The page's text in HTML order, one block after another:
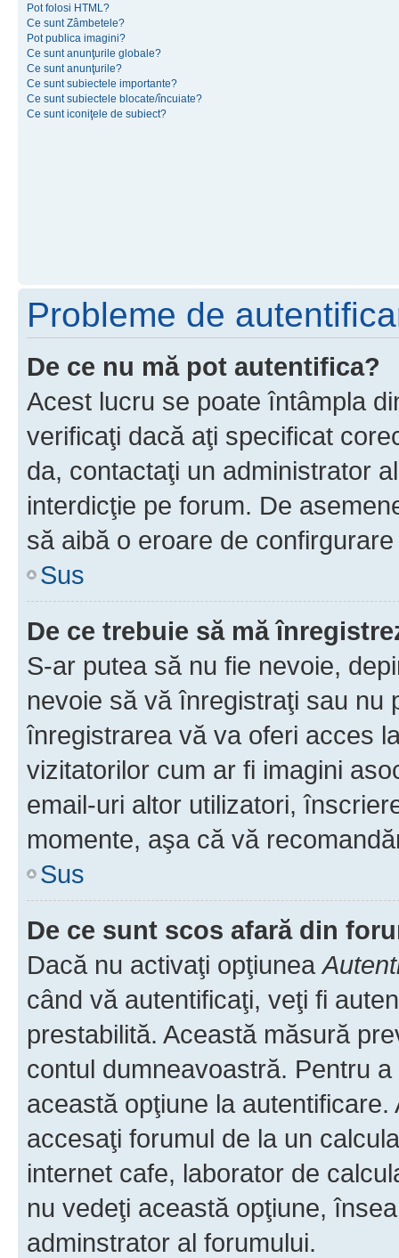
Pot folosi HTML?
Ce sunt Zâmbetele?
Pot publica imagini?
Ce sunt anunţurile globale?
Ce sunt anunţurile?
Ce sunt subiectele importante?
Ce sunt subiectele blocate/încuiate?
Ce sunt iconiţele de subiect?
Probleme de
De ce nu mă pot autentifica?
Acest lucru se poate întâmpla
verificaţi dacă aţi specificat
da, contactaţi un administrator
interdicţie pe forum. De
să aibă o eroare de
Sus
De ce trebuie să mă
S-ar putea să nu fie nevoie,
nevoie să vă înregistraţi sau nu
înregistrarea vă va oferi acces
vizitatorilor cum ar fi imagini
email-uri altor utilizatori,
momente, aşa că vă
Sus
De ce sunt scos afară din
Dacă nu activaţi opţiunea
când vă autentificaţi, veţi fi
prestabilită. Această măsură
contul dumneavoastră. Pentru
această opţiune la
accesaţi forumul de la un
internet cafe, laborator de
nu vedeţi această opţiune,
adminstrator al forumului.